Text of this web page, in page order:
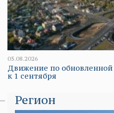
05.08.2026
Движение по
к 1 сентября
Регион